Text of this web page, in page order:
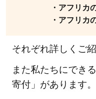
・アフリカ
・アフリカ
それぞれ詳しくご
また私たちにでき
寄付」があります。